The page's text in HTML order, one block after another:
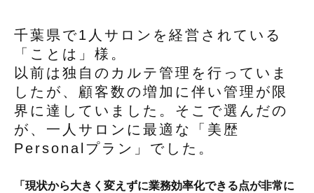
千葉県で1人サロンを経営されている
「ことは」様。
以前は独自のカルテ管理を行っていま
したが、顧客数の増加に伴い管理が限
界に達していました。そこで選んだの
が、一人サロンに最適な「美歴
Personalプラン」でした。
「現状から大きく変えずに業務効率化できる点が非常に